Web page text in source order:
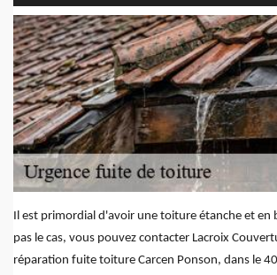
Il est primordial d'avoir une toiture étanche et en
pas le cas, vous pouvez contacter Lacroix
réparation fuite toiture Carcen Ponson, dans le